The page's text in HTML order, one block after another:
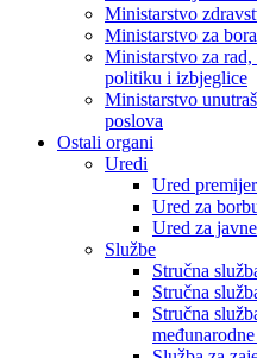
Ministarstvo
Ministarstvo za
Ministarstvo za rad,
politiku i izbjeglice
Ministarstvo
poslova
Ostali organi
Uredi
Ured
Ured za
Ured za
Službe
Stručna
Stručna
Stručna